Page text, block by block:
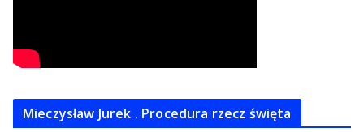
Mieczysław Jurek . Procedura rzecz święta